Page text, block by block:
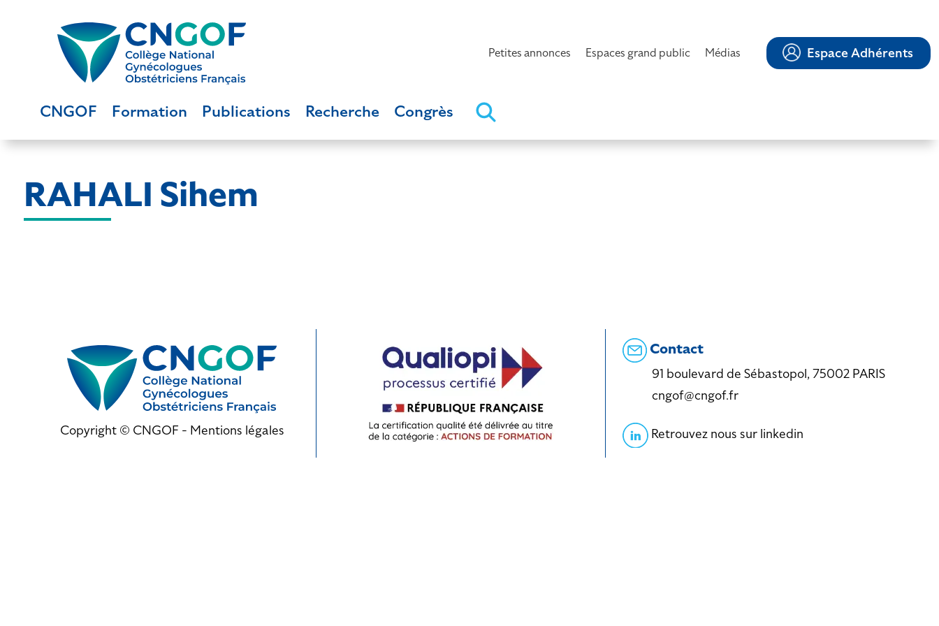
Petites annonces Espaces grand public Médias Espace Adhérents
CNGOF Formation Publications Recherche Congrès
RAHALI Sihem
Copyright © CNGOF - Mentions légales
Contact
91 boulevard de Sébastopol, 75002 PARIS
cngof@cngof.fr
Retrouvez nous sur linkedin